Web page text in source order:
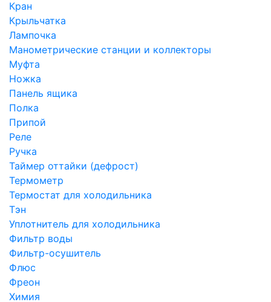
Кран
Крыльчатка
Лампочка
Манометрические станции и коллекторы
Муфта
Ножка
Панель ящика
Полка
Припой
Реле
Ручка
Таймер оттайки (дефрост)
Термометр
Термостат для холодильника
Тэн
Уплотнитель для холодильника
Фильтр воды
Фильтр-осушитель
Флюс
Фреон
Химия